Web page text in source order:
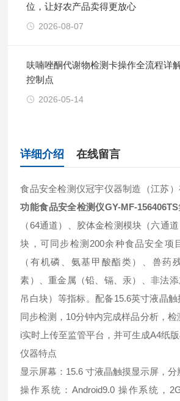
位，让好农产品卖得更放心
2026-08-07
呋喃唑酮代谢物检测卡操作全流程详
控制点
2026-05-14
详细介绍 在线留言
食品安全检测仪冠宇仪器制造（江苏
功能食品安全检测仪GY-MF-156406TS
（64通道）、胶体金检测模块（六通
块，可同步检测200余种食品安全项
（有机磷、氨基甲酸酯类）、兽药
素）、重金属（铅、镉、汞）、非法添
吊白块）等指标。配备15.6英寸液晶
同步检测，10分钟内完成样品分析，检
i实时上传至监管平台，并可生成A4纸版
仪器特点
显示屏幕：15.6 寸液晶触摸显示屏，分
操作系统：Android9.0 操作系统，